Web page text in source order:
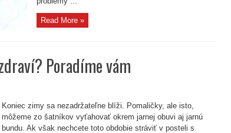
Read More »
Poradíme vám
Koniec zimy sa nezadržateľne blíži. Pomaličky, ale isto,
môžeme zo šatníkov vyťahovať okrem jarnej obuvi aj jarnú
bundu. Ak však nechcete toto obdobie stráviť v posteli s